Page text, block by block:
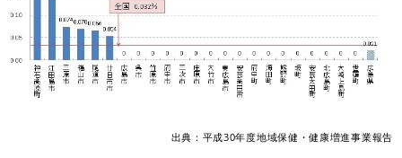
出典：平成30年度地域保健・健康増進事業報告